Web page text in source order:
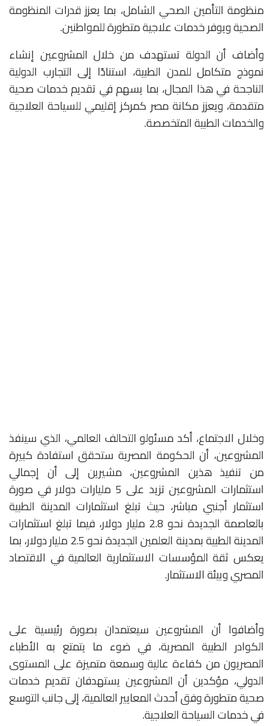
منظومة التأمين الصحي الشامل، بما يعزز قدرات المنظومة
الصحية ويوفر خدمات علاجية متطورة للمواطنين.
وأضاف أن الدولة تستهدف من خلال المشروعين إنشاء
نموذج متكامل للمدن الطبية، استنادًا إلى التجارب الدولية
الناجحة في هذا المجال، بما يسهم في تقديم خدمات صحية
متقدمة، ويعزز مكانة مصر كمركز إقليمي للسياحة العلاجية
والخدمات الطبية المتخصصة.
وخلال الاجتماع، أكد مسئولو التحالف العالمي، الذي سينفذ
المشروعين، أن الحكومة المصرية ستحقق استفادة كبيرة
من تنفيذ هذين المشروعين، مشيرين إلى أن إجمالي
استثمارات المشروعين تزيد على 5 مليارات دولار في صورة
استثمار أجنبي مباشر، حيث تبلغ استثمارات المدينة الطبية
بالعاصمة الجديدة نحو 2.8 مليار دولار، فيما تبلغ استثمارات
المدينة الطبية بمدينة العلمين الجديدة نحو 2.5 مليار دولار، بما
يعكس ثقة المؤسسات الاستثمارية العالمية في الاقتصاد
المصري وبيئة الاستثمار.
وأضافوا أن المشروعين سيعتمدان بصورة رئيسية على
الكوادر الطبية المصرية، في ضوء ما يتمتع به الأطباء
المصريون من كفاءة عالية وسمعة متميزة على المستوى
الدولي، مؤكدين أن المشروعين يستهدفان تقديم خدمات
صحية متطورة وفق أحدث المعايير العالمية، إلى جانب التوسع
في خدمات السياحة العلاجية.